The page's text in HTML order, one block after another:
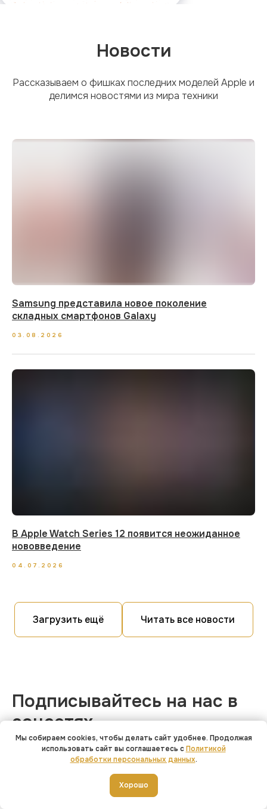
Мы собираем cookies, чтобы делать сайт удобнее. Продолжая
использовать сайт вы соглашаетесь сПолитикой
обработки персональных данных.
Хорошо
Новости
Рассказываем о фишках последних моделей Apple и
делимся новостями из мира техники
Samsung представила новое поколение
складных смартфонов Galaxy
03.08.2026
В Apple Watch Series 12 появится неожиданное
нововведение
04.07.2026
Загрузить ещё Читать все новости
Подписывайтесь на нас в
соцсетях
Участвуйте в розыгрышах, смотрите
настоящие отзывы, узнавайте об акциях и